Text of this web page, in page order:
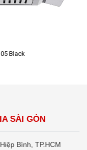
Black
SÀI GÒN
Bình, TP.HCM